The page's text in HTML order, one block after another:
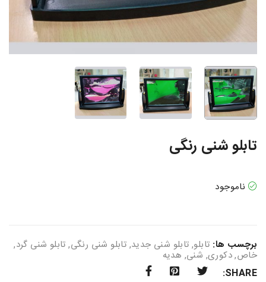
تابلو شنی رنگی
ناموجود
برچسب ها: تابلو, تابلو شنی جدید, تابلو شنی رنگی, تابلو شنی گرد,
خاص,دکوری, شنی, هدیه
SHARE: